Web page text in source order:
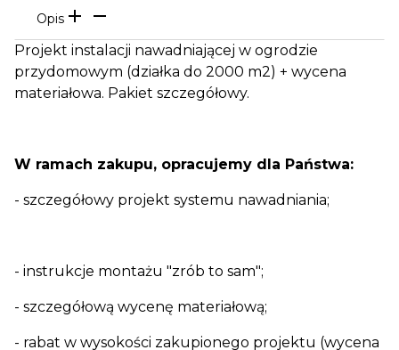
Opis
Projekt instalacji nawadniającej w ogrodzie
przydomowym (działka do 2000 m2) + wycena
materiałowa. Pakiet szczegółowy.
W ramach zakupu, opracujemy dla Państwa:
- szczegółowy projekt systemu nawadniania;
- instrukcje montażu "zrób to sam";
- szczegółową wycenę materiałową;
- rabat w wysokości zakupionego projektu (wycena